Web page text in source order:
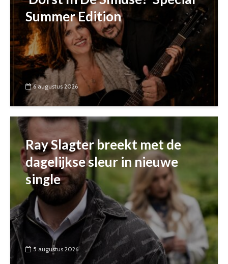
Summer Edition
6 augustus 2026
Ray Slagter breekt met de
dagelijkse sleur in nieuwe
single
5 augustus 2026